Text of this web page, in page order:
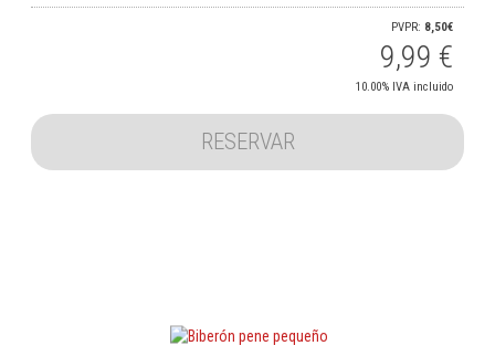
PVPR: 8,50€
9,99 €
10.00% IVA incluido
RESERVAR